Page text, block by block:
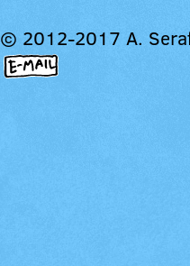
© 2012-2017 A.